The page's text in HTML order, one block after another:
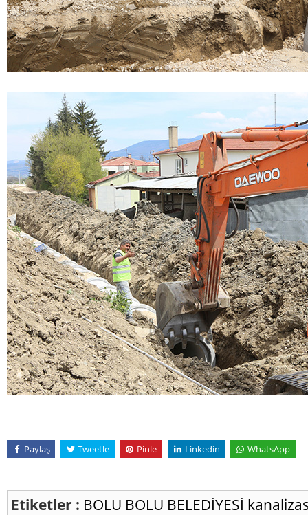
Paylaş Tweetle Pinle Linkedin WhatsApp
Etiketler : BOLU BOLU BELEDİYESİ